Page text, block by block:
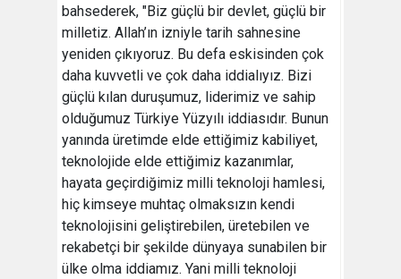
bahsederek, "Biz güçlü bir devlet, güçlü bir
milletiz. Allah’ın izniyle tarih sahnesine
yeniden çıkıyoruz. Bu defa eskisinden çok
daha kuvvetli ve çok daha iddialıyız. Bizi
güçlü kılan duruşumuz, liderimiz ve sahip
olduğumuz Türkiye Yüzyılı iddiasıdır. Bunun
yanında üretimde elde ettiğimiz kabiliyet,
teknolojide elde ettiğimiz kazanımlar,
hayata geçirdiğimiz milli teknoloji hamlesi,
hiç kimseye muhtaç olmaksızın kendi
teknolojisini geliştirebilen, üretebilen ve
rekabetçi bir şekilde dünyaya sunabilen bir
ülke olma iddiamız. Yani milli teknoloji